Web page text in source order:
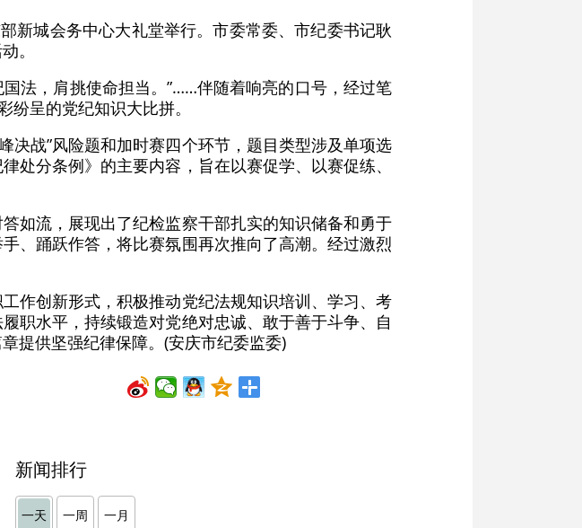
新城会务中心大礼堂举行。市委常委、市纪委书记耿
。
法，肩挑使命担当。”……伴随着响亮的口号，经过笔
呈的党纪知识大比拼。
决战”风险题和加时赛四个环节，题目类型涉及单项选
处分条例》的主要内容，旨在以赛促学、以赛促练、
如流，展现出了纪检监察干部扎实的知识储备和勇于
、踊跃作答，将比赛氛围再次推向了高潮。经过激烈
作创新形式，积极推动党纪法规知识培训、学习、考
职水平，持续锻造对党绝对忠诚、敢于善于斗争、自
提供坚强纪律保障。(安庆市纪委监委)
新闻排行
一天 一周 一月